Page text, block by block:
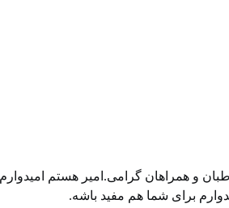
و همراهان گرامی.امیر هستم
برای شما هم مفید باشه.